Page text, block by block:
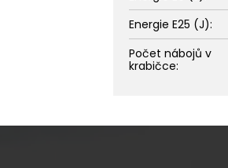
Energie E25 (J):
Počet nábojů v
krabičce: